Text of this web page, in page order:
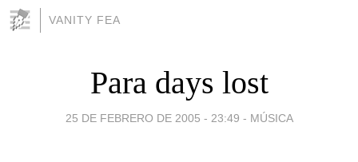
VANITY FEA
Para days lost
25 DE FEBRERO DE 2005 - 23:49 - MÚSICA